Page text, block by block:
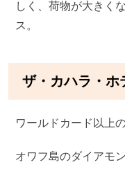
しく、荷物が大きく
ス。
ザ・カハラ・ホ
ワールドカード以上
オワフ島のダイアモ